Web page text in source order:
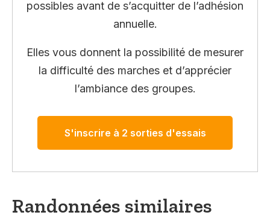
possibles avant de s’acquitter de l’adhésion
annuelle.
Elles vous donnent la possibilité de mesurer
la difficulté des marches et d’apprécier
l’ambiance des groupes.
S'inscrire à 2 sorties d'essais
Randonnées similaires